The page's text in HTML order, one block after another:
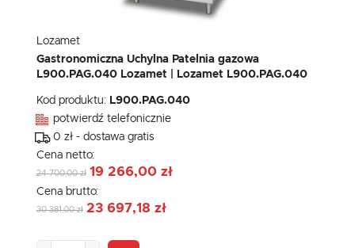
Lozamet
Gastronomiczna Uchylna Patelnia gazowa
L900.PAG.040 Lozamet | Lozamet L900.PAG.040
Kod produktu: L900.PAG.040
potwierdź telefonicznie
0 zł - dostawa gratis
Cena netto:
24 700,00 zł 19 266,00 zł
Cena brutto:
30 381,00 zł 23 697,18 zł